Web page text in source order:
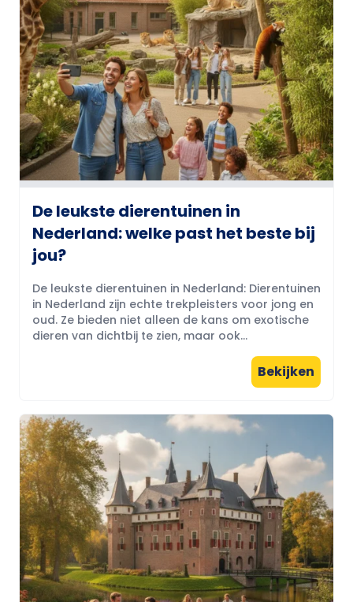
De leukste dierentuinen in
Nederland: welke past het beste bij
jou?
De leukste dierentuinen in Nederland: Dierentuinen
in Nederland zijn echte trekpleisters voor jong en
oud. Ze bieden niet alleen de kans om exotische
dieren van dichtbij te zien, maar ook...
Bekijken